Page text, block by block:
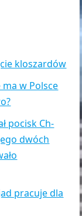
kloszardów
w Polsce
pocisk Ch-
dwóch
pracuje dla